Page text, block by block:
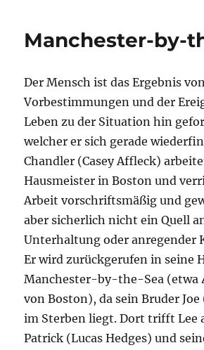
Manchester-by-
Der Mensch ist das Ergebnis
Vorbestimmungen und der
Leben zu der Situation hin
welcher er sich gerade
Chandler (Casey Affleck)
Hausmeister in Boston und
Arbeit vorschriftsmäßig und
aber sicherlich nicht ein Quell
Unterhaltung oder anregender
Er wird zurückgerufen in seine
Manchester-by-the-Sea (etwa
von Boston), da sein Bruder
im Sterben liegt. Dort trifft Lee
Patrick (Lucas Hedges) und